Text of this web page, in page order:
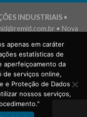
INDUSTRIAIS•
• Nova
CONDIÇÕES DE USO
apenas em caráter
estatísticas de
aperfeiçoamento da
de serviços online,
e Proteção de Dados
nossos serviços,